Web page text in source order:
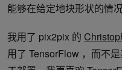
能够在给定地块形状的情
我用了 pix2pix 的
用了 TensorFlow ，而不